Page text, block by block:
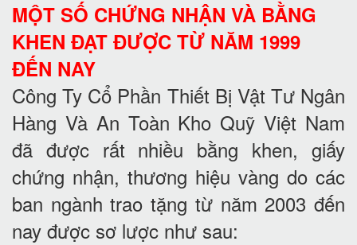
MỘT SỐ CHỨNG NHẬN VÀ BẰNG
KHEN ĐẠT ĐƯỢC TỪ NĂM 1999
ĐẾN NAY
Công Ty Cổ Phần Thiết Bị Vật Tư Ngân
Hàng Và An Toàn Kho Quỹ Việt Nam
đã được rất nhiều bằng khen, giấy
chứng nhận, thương hiệu vàng do các
ban ngành trao tặng từ năm 2003 đến
nay được sơ lược như sau: